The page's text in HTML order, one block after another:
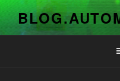
Zum
Inhalt
springen